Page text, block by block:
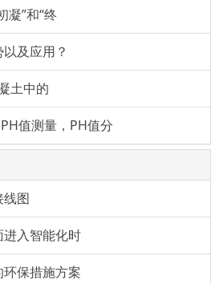
凝”和“终
及应用？
土中的
值测量，PH值分
图
入智能化时
保措施方案